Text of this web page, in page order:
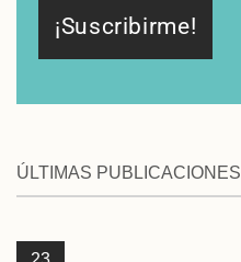
¡Suscribirme!
ÚLTIMAS PUBLICACIONES